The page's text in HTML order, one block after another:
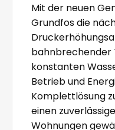
Mit der neuen
Grundfos die
bahnbrechender
konstanten
Betrieb und
Komplettlösung
einen
Wohnungen